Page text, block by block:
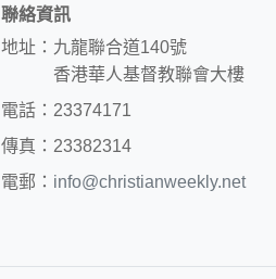
聯絡資訊
地址：九龍聯合道140號
香港華人基督教聯會大樓
電話：23374171
傳真：23382314
電郵： info@christianweekly.net